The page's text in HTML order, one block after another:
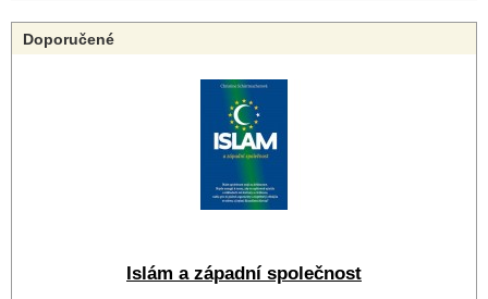
Doporučené
Islám a západní společnost